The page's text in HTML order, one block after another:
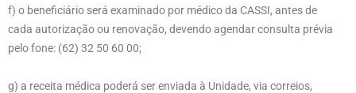
f) o beneficiário será examinado por médico da CASSI, antes de
cada autorização ou renovação, devendo agendar consulta prévia
pelo fone: (62) 32 50 60 00;
g) a receita médica poderá ser enviada à Unidade, via correios,